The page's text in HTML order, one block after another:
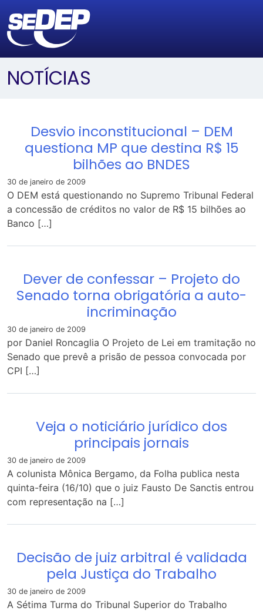
NOTÍCIAS
Desvio inconstitucional – DEM
questiona MP que destina R$ 15
bilhões ao BNDES
30 de janeiro de 2009
O DEM está questionando no Supremo Tribunal Federal
a concessão de créditos no valor de R$ 15 bilhões ao
Banco […]
Dever de confessar – Projeto do
Senado torna obrigatória a auto-
incriminação
30 de janeiro de 2009
por Daniel Roncaglia O Projeto de Lei em tramitação no
Senado que prevê a prisão de pessoa convocada por
CPI […]
Veja o noticiário jurídico dos
principais jornais
30 de janeiro de 2009
A colunista Mônica Bergamo, da Folha publica nesta
quinta-feira (16/10) que o juiz Fausto De Sanctis entrou
com representação na […]
Decisão de juiz arbitral é validada
pela Justiça do Trabalho
30 de janeiro de 2009
A Sétima Turma do Tribunal Superior do Trabalho